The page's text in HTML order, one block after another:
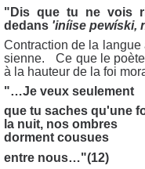
"Dis que tu ne vois
dedans 'iníise pewíski,
Contraction de la langue
sienne. Ce que le poète
à la hauteur de la foi
"…Je veux seulement
que tu saches qu'une
la nuit, nos ombres
dorment cousues
entre nous…"(12)